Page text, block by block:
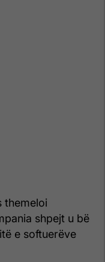
themeloi
shpejt u bë
e softuerëve